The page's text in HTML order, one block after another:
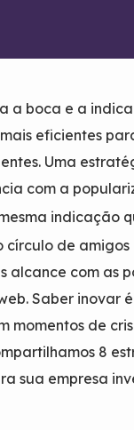
a boca e a
eficientes
Uma
com a
indicação
de amigos
alcance com as
Saber inovar
momentos de
8
sua empresa